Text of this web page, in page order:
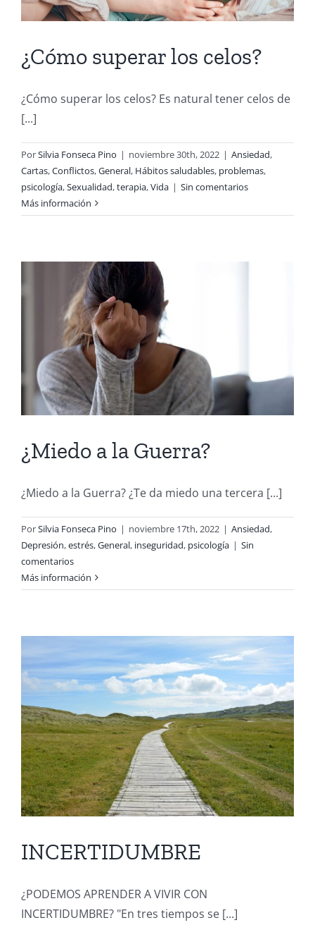
¿Cómo superar los celos?
¿Cómo superar los celos? Es natural tener celos de
[...]
PorSilvia Fonseca Pino | noviembre 30th, 2022 | Ansiedad,
Cartas,Conflictos,General, Hábitos saludables, problemas,
psicología,Sexualidad,terapia,Vida | Sin comentarios
Más información
¿Miedo a la Guerra?
¿Miedo a la Guerra? ¿Te da miedo una tercera [...]
PorSilvia Fonseca Pino | noviembre 17th, 2022 | Ansiedad,
Depresión,estrés,General, inseguridad, psicología | Sin
comentarios
Más información
INCERTIDUMBRE
¿PODEMOS APRENDER A VIVIR CON
INCERTIDUMBRE? "En tres tiempos se [...]